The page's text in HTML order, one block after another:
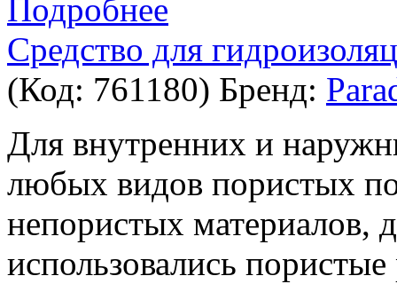
Подробнее
Средство для
(Код: 761180) Бренд:
Для внутренних и
любых видов пористых
непористых материалов,
использовались